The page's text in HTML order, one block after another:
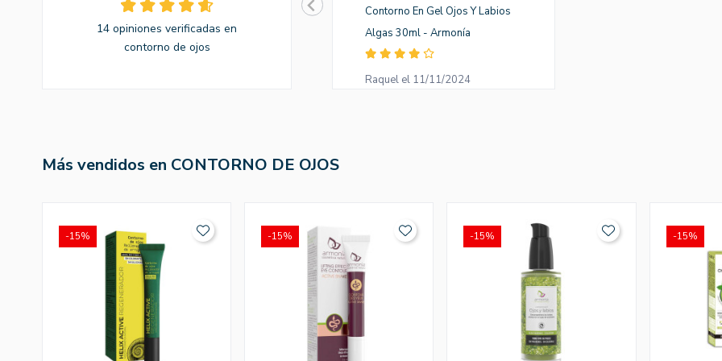
14 opiniones verificadas en
contorno de ojos
Contorno En Gel Ojos Y Labios
Algas 30ml - Armonía
Raquel el 11/11/2024
Más vendidos en CONTORNO DE OJOS
-15% -15% -15% -15%